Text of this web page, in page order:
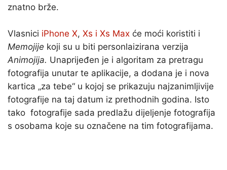
znatno brže.
Vlasnici iPhone X, Xs i Xs Max će moći koristiti i
Memojije koji su u biti personlaizirana verzija
Animojija. Unaprijeđen je i algoritam za pretragu
fotografija unutar te aplikacije, a dodana je i nova
kartica „za tebe“ u kojoj se prikazuju najzanimljivije
fotografije na taj datum iz prethodnih godina. Isto
tako fotografije sada predlažu dijeljenje fotografija
s osobama koje su označene na tim fotografijama.